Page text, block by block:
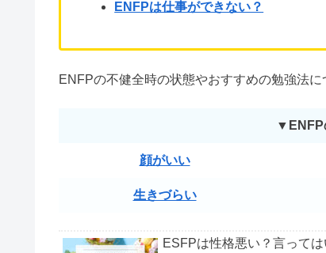
そんなENFPについて「頭おかしい・生きづら
この記事では、ENFPの人が社会不適合者、
ENFPは頭がおかしいと言われる理由
ENFPは仕事ができない？